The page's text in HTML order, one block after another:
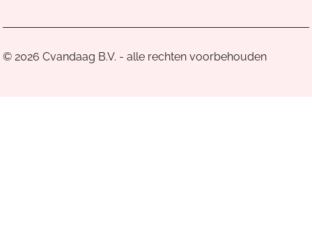
© 2026 Cvandaag B.V. - alle rechten voorbehouden